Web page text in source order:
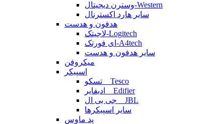
وسترن دیجیتال-Western
سایر هارد اکسترنال
هدفون و هدست
لاجیتک-Logitech
ای فورتک-A4tech
سایر هدفون و هدست
میکروفن
اسپیکر
تسکو _ Tesco
ادیفایر _ Edifier
جی بی ال _ JBL
سایر اسپیکرها
پد ماوس